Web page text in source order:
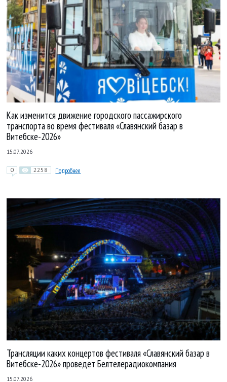
Как изменится движение городского пассажирского
транспорта во время фестиваля «Славянский базар в
Витебске-2026»
15.07.2026
0 2258 Подробнее
Трансляции каких концертов фестиваля «Славянский базар в
Витебске-2026» проведет Белтелерадиокомпания
15.07.2026